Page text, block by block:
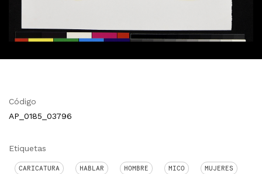
Código
AP_0185_03796
Etiquetas
CARICATURA HABLAR HOMBRE MICO MUJERES